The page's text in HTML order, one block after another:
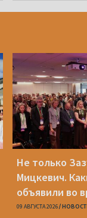
Не только
Мицкевич.
объявили во
Беларуси»
09 АВГУСТА 2026